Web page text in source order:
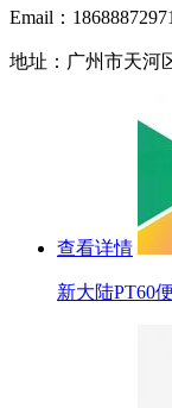
Email：
地址：广州市天河
查看详情
新大陆PT60